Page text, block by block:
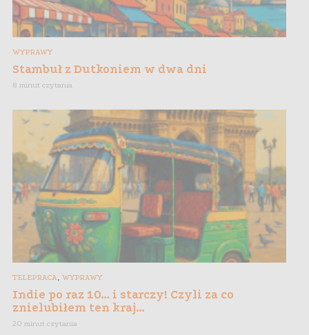
WYPRAWY
Stambuł z Dutkoniem w dwa dni
8 minut czytania
TELEPRACA, WYPRAWY
Indie po raz 10… i starczy! Czyli za co
znielubiłem ten kraj…
20 minut czytania